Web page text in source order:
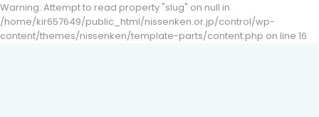
Warning: Attempt to read property "slug" on null in
/home/kir657649/public_html/nissenken.or.jp/control/wp-
content/themes/nissenken/template-parts/content.php on line 16